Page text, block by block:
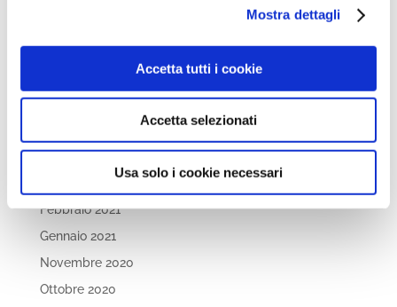
Mostra dettagli
Accetta tutti i cookie
Accetta selezionati
Usa solo i cookie necessari
Ottobre 2021
Luglio 2021
Aprile 2021
Febbraio 2021
Gennaio 2021
Novembre 2020
Ottobre 2020